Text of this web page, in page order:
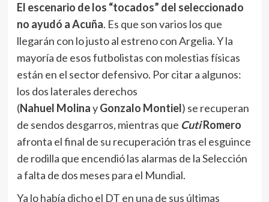
El escenario de los “tocados” del seleccionado
no ayudó a Acuña. Es que son varios los que
llegarán con lo justo al estreno con Argelia. Y la
mayoría de esos futbolistas con molestias físicas
están en el sector defensivo. Por citar a algunos:
los dos laterales derechos
(Nahuel MolinayGonzalo Montiel) se recuperan
de sendos desgarros, mientras que CutiRomero
afronta el final de su recuperación tras el esguince
de rodilla que encendió las alarmas de la Selección
a falta de dos meses para el Mundial.
Ya lo había dicho el DT en una de sus últimas